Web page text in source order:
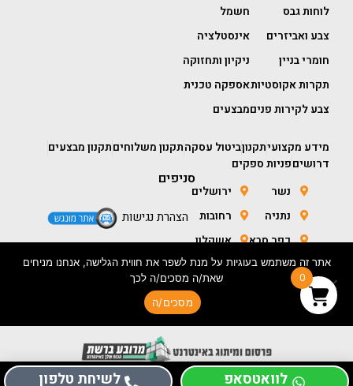
לוחות גבס
צבע ואביזרים
חומרי בניין
תקרות אקוסטיות
צבע לקירות פנים
חשמל
אינסטלציה
ניקיון ותחזוקה
אספקה טכנית
מבצעים
מידע מקצועיתקנוןביטול עסקהתקנון משלוחיםתקנון מבצעים
דרושיםפניות ספקים
סניפים
נשר
נתניה
כפר סבא
חולון
ירושלים
רחובות
אשקלון
באר שבע
הצהרת נגישות
בניית אתר מכירות- ORIGINAL CONCEPTS
0
אתר זה משתמש בעוגיות על מנת לשפר את חווית הגלישה, אנחנו מניחים
שאת/ה מסכים/ה לכך
מסכים/ה
לוואטסאפ לשיחת טלפון